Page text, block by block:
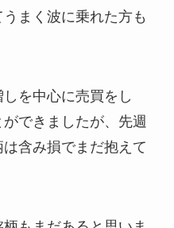
まく波に乗れた方も
を中心に売買をし
できましたが、先週
含み損でまだ抱えて